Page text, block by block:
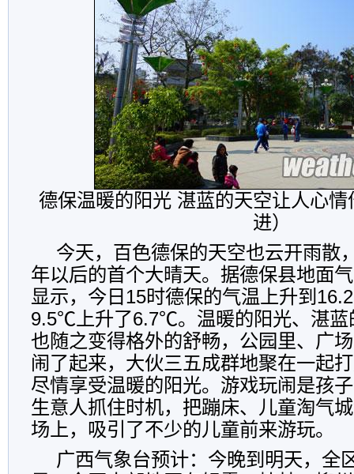
德保温暖的阳光 湛蓝的天空让人心
进）
今天，百色德保的天空也云开雨散
年以后的首个大晴天。据德保县地面
显示，今日15时德保的气温上升到
9.5℃上升了6.7℃。温暖的阳光、湛蓝
也随之变得格外的舒畅，公园里、广
闹了起来，大伙三五成群地聚在一起
尽情享受温暖的阳光。游戏玩闹是孩
生意人抓住时机，把蹦床、儿童淘气
场上，吸引了不少的儿童前来游玩。
广西气象台预计：今晚到明天，全